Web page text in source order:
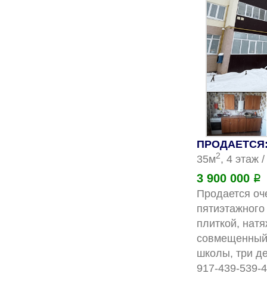
ПРОДАЕТСЯ:
35м2, 4 этаж
3 900 000 Р
Продается
плиткой,
школы, три